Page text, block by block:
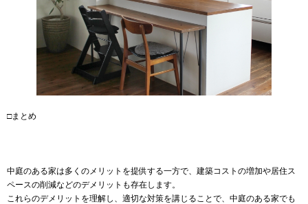
□まとめ
中庭のある家は多くのメリットを提供する一方で、建築コストの増加や居住ス
ペースの削減などのデメリットも存在します。
これらのデメリットを理解し、適切な対策を講じることで、中庭のある家でも